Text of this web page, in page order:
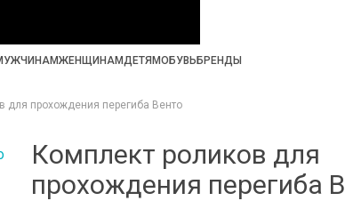
ЖЕНЩИНАМДЕТЯМОБУВЬ БРЕНДЫ
для прохождения перегиба Венто
Комплект роликов для
прохождения перегиба